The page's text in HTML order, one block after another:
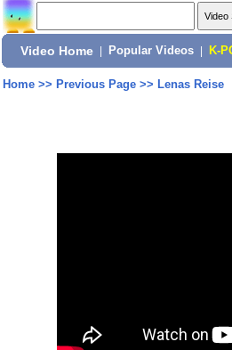
Video Home Popular Videos K-
Home>> Previous Page>> Lenas Reise